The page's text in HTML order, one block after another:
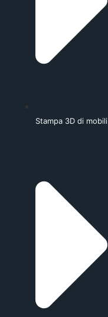
Stampa 3D di mobili